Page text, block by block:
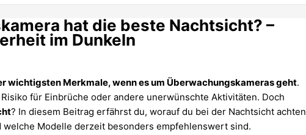
hat die beste Nachtsicht? –
im Dunkeln
wichtigsten Merkmale, wenn es um Überwachungskameras geht.
für Einbrüche oder andere unerwünschte Aktivitäten. Doch
? In diesem Beitrag erfährst du, worauf du bei der Nachtsicht achten
Modelle derzeit besonders empfehlenswert sind.